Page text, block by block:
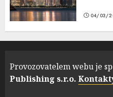
04/03/
Provozovatelem webu je
Publishing s.r.o.